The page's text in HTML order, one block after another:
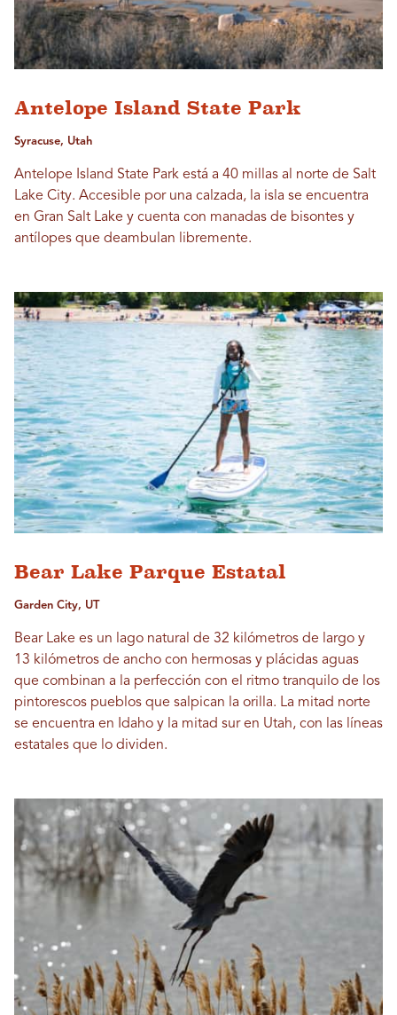
Antelope Island State Park
Syracuse, Utah
Antelope Island State Park está a 40 millas al norte de Salt
Lake City. Accesible por una calzada, la isla se encuentra
en Gran Salt Lake y cuenta con manadas de bisontes y
antílopes que deambulan libremente.
Bear Lake Parque Estatal
Garden City, UT
Bear Lake es un lago natural de 32 kilómetros de largo y
13 kilómetros de ancho con hermosas y plácidas aguas
que combinan a la perfección con el ritmo tranquilo de los
pintorescos pueblos que salpican la orilla. La mitad norte
se encuentra en Idaho y la mitad sur en Utah, con las líneas
estatales que lo dividen.